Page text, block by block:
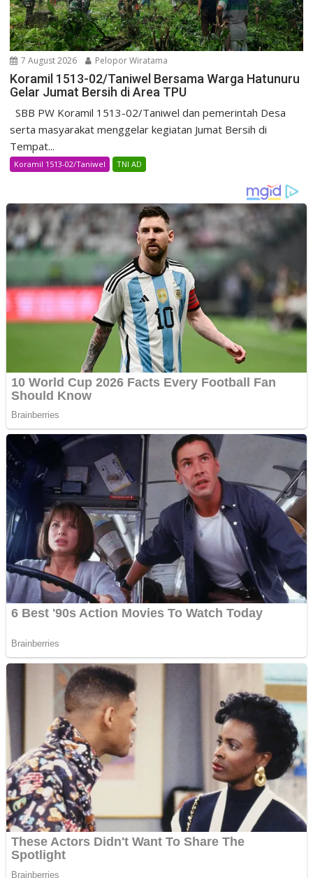
7 August 2026 Pelopor Wiratama
Koramil 1513-02/Taniwel Bersama Warga Hatunuru
Gelar Jumat Bersih di Area TPU
SBB PW Koramil 1513-02/Taniwel dan pemerintah Desa
serta masyarakat menggelar kegiatan Jumat Bersih di
Tempat...
Koramil 1513-02/Taniwel TNI AD